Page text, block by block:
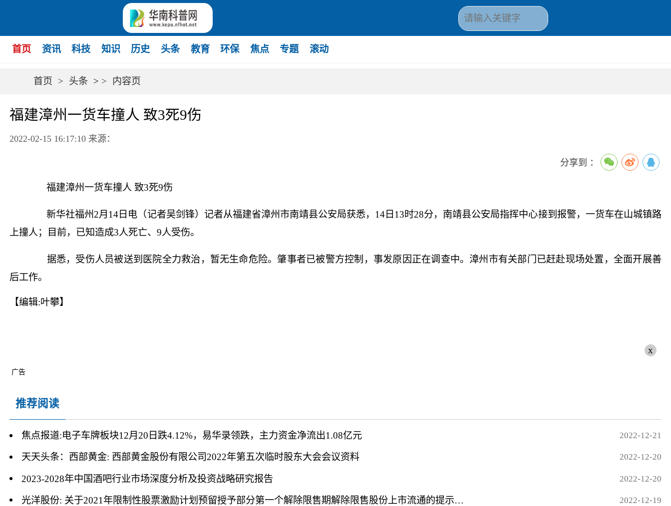
首页 资讯 科技 知识 历史 头条 教育 环保 焦点 专题 滚动
首页 > 头条 > > 内容页
福建漳州一货车撞人 致3死9伤
2022-02-15 16:17:10 来源：
分享到 ：
福建漳州一货车撞人 致3死9伤
新华社福州2月14日电（记者吴剑锋）记者从福建省漳州市南靖县公安局获悉，14日13时28分，南靖县公安局指挥中心接到报警，一货车在山城镇路
上撞人；目前，已知造成3人死亡、9人受伤。
据悉，受伤人员被送到医院全力救治，暂无生命危险。肇事者已被警方控制，事发原因正在调查中。漳州市有关部门已赶赴现场处置，全面开展善
后工作。
【编辑:叶攀】
x
广告
推荐阅读
焦点报道:电子车牌板块12月20日跌4.12%，易华录领跌，主力资金净流出1.08亿元 2022-12-21
天天头条：西部黄金: 西部黄金股份有限公司2022年第五次临时股东大会会议资料 2022-12-20
2023-2028年中国酒吧行业市场深度分析及投资战略研究报告 2022-12-20
光洋股份: 关于2021年限制性股票激励计划预留授予部分第一个解除限售期解除限售股份上市流通的提示性公告_焦点关注 2022-12-19